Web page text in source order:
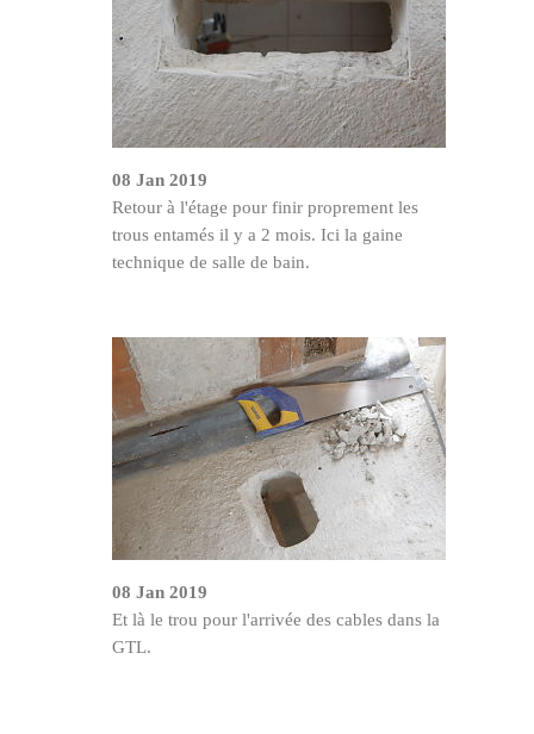
08 Jan 2019
Retour à l'étage pour finir proprement les
trous entamés il y a 2 mois. Ici la gaine
technique de salle de bain.
08 Jan 2019
Et là le trou pour l'arrivée des cables dans la
GTL.